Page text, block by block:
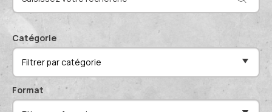
Conférences de professionnels
Publications scientifiques
Proposer mes compétences
Catégorie
Filtrer par catégorie
Format